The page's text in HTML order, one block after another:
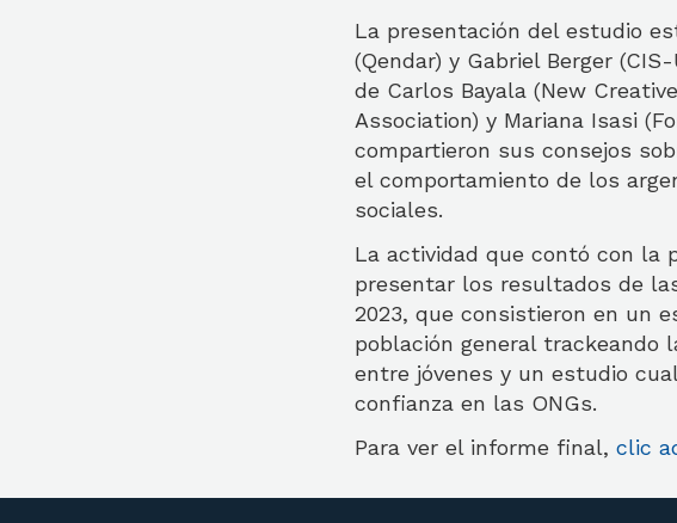
La presentación del estudio
(Qendar) y Gabriel Berger
de Carlos Bayala (New
Association) y Mariana Isasi
compartieron sus consejos
el comportamiento de los
sociales.
La actividad que contó con la
presentar los resultados de
2023, que consistieron en un
población general
entre jóvenes y un estudio
confianza en las ONGs.
Para ver el informe final, clic